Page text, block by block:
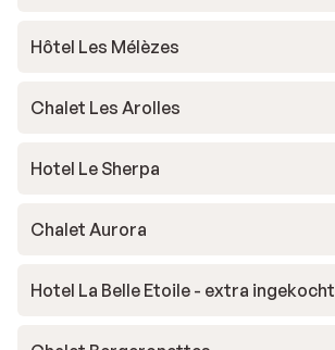
Hôtel Les Mélèzes
Chalet Les Arolles
Hotel Le Sherpa
Chalet Aurora
Hotel La Belle Etoile - extra ingekocht